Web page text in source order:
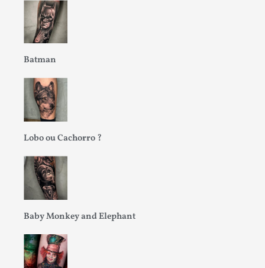
Batman
Lobo ou Cachorro ?
Baby Monkey and Elephant